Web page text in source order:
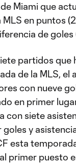
Miami que
MLS en puntos
de goles
partidos
de la MLS, el
con nueve
en primer
con siete
goles y
esta
primer puesto